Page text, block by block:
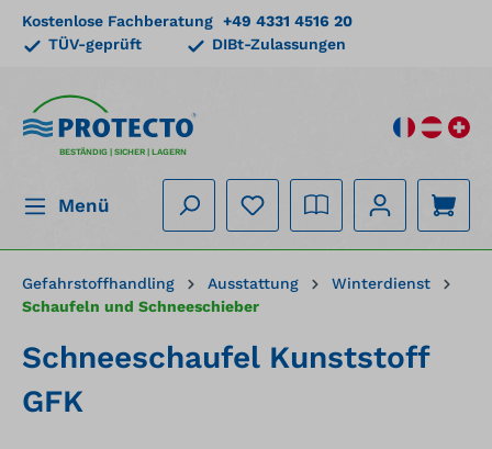
springen
Kostenlose Fachberatung +49 4331 4516 20
TÜV-geprüft
DIBt-Zulassungen
BESTÄNDIG | SICHER | LAGERN
Menü
Gefahrstoffhandling Ausstattung
Winterdienst
Schaufeln und Schneeschieber
Schneeschaufel Kunststoff
GFK